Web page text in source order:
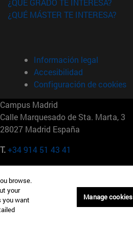
ventana)
ventana)
¿QUÉ GRADO TE INTERESA?
¿QUÉ MÁSTER TE INTERESA?
Información legal
Accesibilidad
Configuración de cookies
Campus Madrid
Calle Marquesado de Sta. Marta, 3
28027 Madrid España
T.+34 914 51 43 41
Maria-Theresia-Straße 15 81675
Múnich Alemania
T.+49 89 24209790
browse.
your
you want
Manage cookies